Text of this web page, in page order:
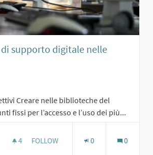
di supporto digitale nelle
Creare nelle biblioteche del
fissi per l’accesso e l’uso dei più...
4 4 FOLLOWERS
FOLLOW 0 0